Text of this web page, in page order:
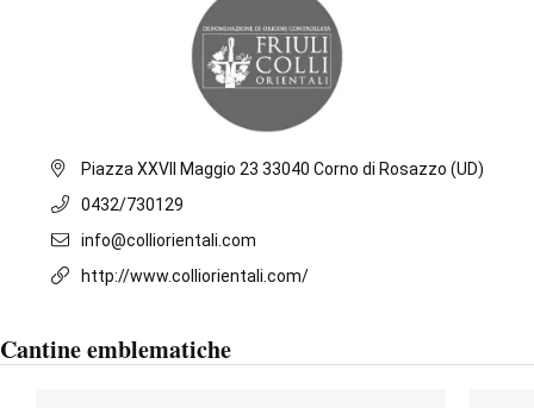
Piazza XXVII Maggio 23 33040 Corno di Rosazzo (UD)
0432/730129
info@colliorientali.com
http://www.colliorientali.com/
Cantine emblematiche